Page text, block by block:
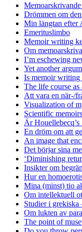
Drömmen om
Min längtan efter
Emerituslimbo
Memoir writing
Om
I’m eschewing
Yet another
Is memoir writing
The life course
Att vara en när-/
Visualization of
Scientific
Är
En dröm om att
An image that
Det börjar sina
‘Diminishing
Insikter om
Hur en
Mina (minst) tio
Om intellektuell
Studier i
Om lukten av
The point of